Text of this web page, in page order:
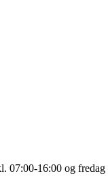
07:00-16:00 og